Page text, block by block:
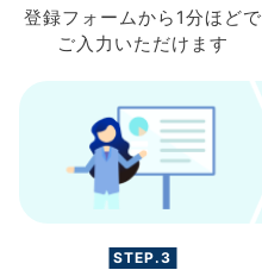
登録フォームから 1分ほどで
ご入力 いただけます
STEP.3